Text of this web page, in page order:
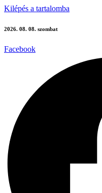
Kilépés a tartalomba
2026. 08. 08. szombat
Facebook